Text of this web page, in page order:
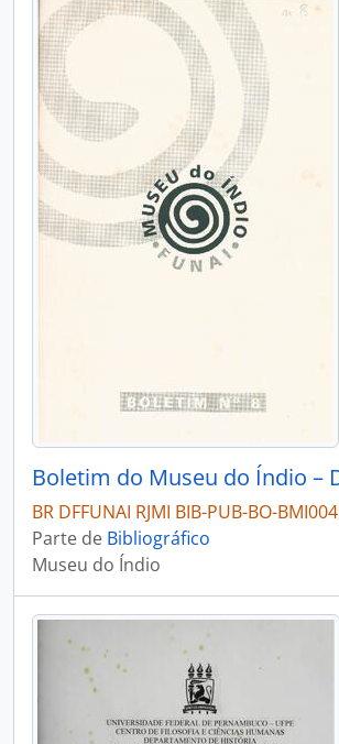
BR DFFUNAI RJMI BIB-PUB-BO-BMI004
Parte de Bibliográfico
Museu do Índio